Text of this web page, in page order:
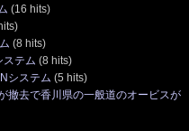
(16 hits)
(8 hits)
ステム (8 hits)
システム (5 hits)
撤去で香川県の一般道のオービスが